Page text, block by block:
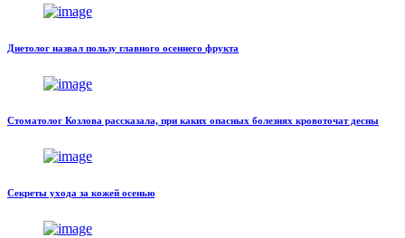
Диетолог назвал пользу главного осеннего фрукта
Стоматолог Козлова рассказала, при каких опасных болезнях кровоточат десны
Секреты ухода за кожей осенью